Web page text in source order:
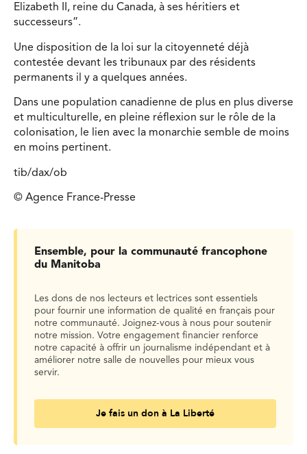
Elizabeth II, reine du Canada, à ses héritiers et
successeurs”.
Une disposition de la loi sur la citoyenneté déjà
contestée devant les tribunaux par des résidents
permanents il y a quelques années.
Dans une population canadienne de plus en plus diverse
et multiculturelle, en pleine réflexion sur le rôle de la
colonisation, le lien avec la monarchie semble de moins
en moins pertinent.
tib/dax/ob
© Agence France-Presse
Ensemble, pour la communauté francophone
du Manitoba
Les dons de nos lecteurs et lectrices sont essentiels
pour fournir une information de qualité en français pour
notre communauté. Joignez-vous à nous pour soutenir
notre mission. Votre engagement financier renforce
notre capacité à offrir un journalisme indépendant et à
améliorer notre salle de nouvelles pour mieux vous
servir.
Je fais un don à La Liberté